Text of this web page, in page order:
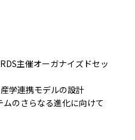
主催オーガナイズドセッ
学連携モデルの設計
のさらなる進化に向けて